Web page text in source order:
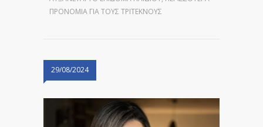
ΠΡΟΝΌΜΙΑ ΓΙΑ ΤΟΥΣ ΤΡΊΤΕΚΝΟΥΣ
29/08/2024